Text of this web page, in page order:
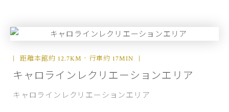
距離本館約 12.7KM，行車約 17MIN
キャロラインレクリエーションエリア
キャロラインレクリエーションエリア